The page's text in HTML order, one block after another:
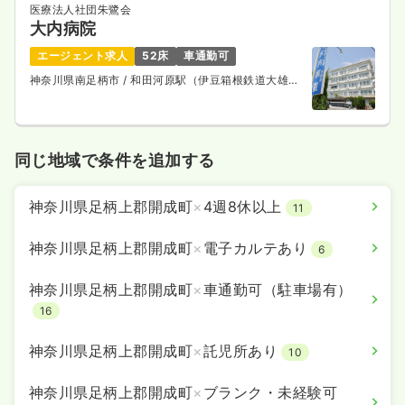
医療法人社団朱鷺会
大内病院
エージェント求人 52床
車通勤可
神奈川県南足柄市 / 和田河原駅（伊豆箱根鉄道大雄山
同じ地域で条件を追加する
神奈川県足柄上郡開成町× 4週8休以上 11
神奈川県足柄上郡開成町× 電子カルテあり 6
神奈川県足柄上郡開成町×車通勤可（駐車場有）
16
神奈川県足柄上郡開成町×託児所あり 10
神奈川県足柄上郡開成町× ブランク・未経験可